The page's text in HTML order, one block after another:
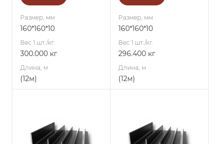
Размер, мм
160*160*10
Вес 1 шт./кг.
300.000 кг
Длина, м
(12м)
Размер, мм
160*160*10
Вес 1 шт./кг.
296.400 кг
Длина, м
(12м)